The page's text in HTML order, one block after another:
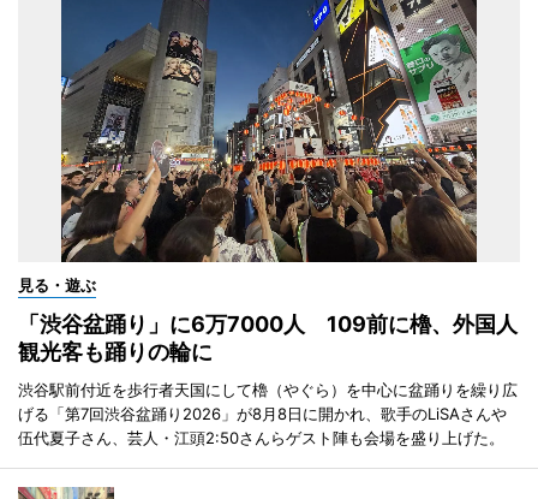
見る・遊ぶ
「渋谷盆踊り」に6万7000人 109前に櫓、外国人
観光客も踊りの輪に
渋谷駅前付近を歩行者天国にして櫓（やぐら）を中心に盆踊りを繰り広
げる「第7回渋谷盆踊り2026」が8月8日に開かれ、歌手のLiSAさんや
伍代夏子さん、芸人・江頭2:50さんらゲスト陣も会場を盛り上げた。